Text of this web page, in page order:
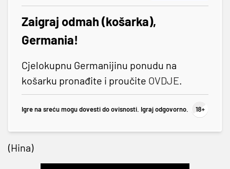
Zaigraj odmah (košarka),
Germania!
Cjelokupnu Germanijinu ponudu na
košarku pronađite i proučite OVDJE.
Igre na sreću mogu dovesti do ovisnosti. Igraj odgovorno.
(Hina)